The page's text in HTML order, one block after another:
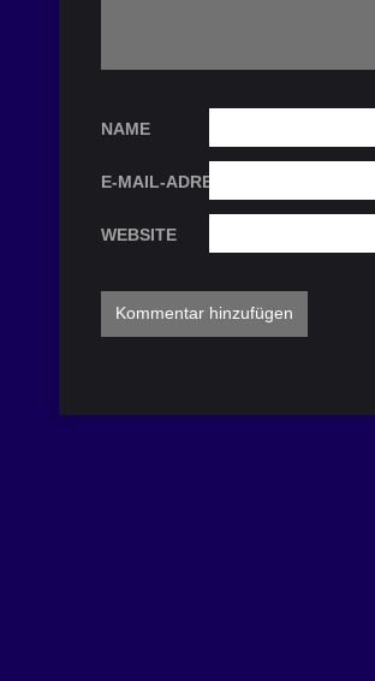
NAME
E-MAIL-ADRESSE
WEBSITE